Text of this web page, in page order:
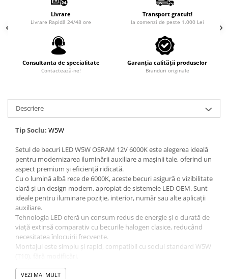
Livrare
Livrare Rapidă 24/48 ore
Transport gratuit!
la comenzi de peste 1.000 Lei
Consultanta de specialitate
Contactează-ne!
Garanția calității produselor
Branduri originale
Descriere
Tip Soclu: W5W
Setul de becuri LED W5W OSRAM 12V 6000K este alegerea ideală
pentru modernizarea iluminării auxiliare a mașinii tale, oferind un
aspect premium și eficiență ridicată.
Cu o lumină albă rece de 6000K, aceste becuri asigură o vizibilitate
clară și un design modern, apropiat de sistemele LED OEM. Sunt
ideale pentru iluminare poziție, interior, număr sau alte aplicații
auxiliare.
Tehnologia LED oferă un consum redus de energie și o durată de
viață extinsă comparativ cu becurile halogen clasice, reducând
necesitatea înlocuirii frecvente.
Montajul este simplu și rapid, compatibil cu soclul standard W5W
VEZI MAI MULT